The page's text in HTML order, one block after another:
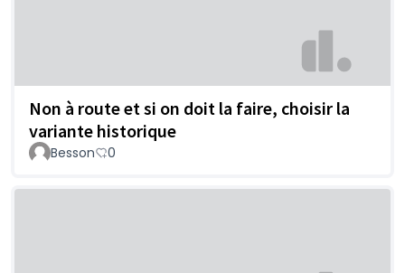
Non à route et si on doit la faire, choisir la
variante historique
Besson 0